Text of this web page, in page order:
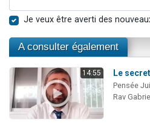
Je veux être averti des
A consulter également
14:55 Le
Pensée
Rav